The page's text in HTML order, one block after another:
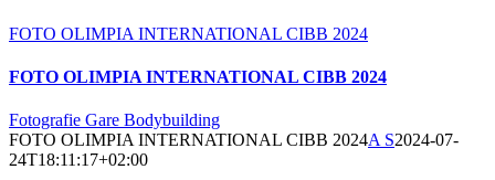
FOTO OLIMPIA INTERNATIONAL CIBB 2024
FOTO OLIMPIA INTERNATIONAL CIBB 2024
Fotografie Gare Bodybuilding
FOTO OLIMPIA INTERNATIONAL CIBB 2024A S2024-07-
24T18:11:17+02:00